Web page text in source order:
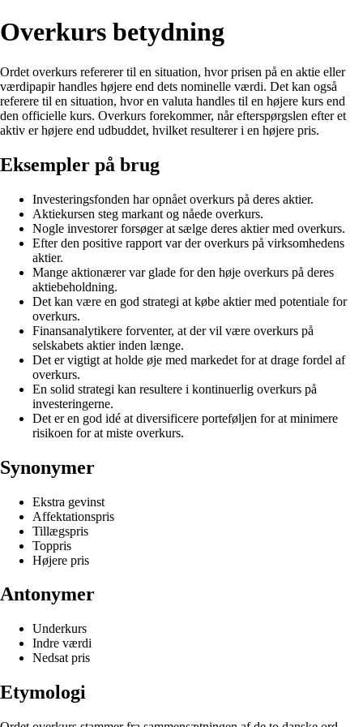
Overkurs betydning
Ordet overkurs refererer til en situation, hvor prisen på en aktie eller
værdipapir handles højere end dets nominelle værdi. Det kan også
referere til en situation, hvor en valuta handles til en højere kurs end
den officielle kurs. Overkurs forekommer, når efterspørgslen efter et
aktiv er højere end udbuddet, hvilket resulterer i en højere pris.
Eksempler på brug
Investeringsfonden har opnået overkurs på deres aktier.
Aktiekursen steg markant og nåede overkurs.
Nogle investorer forsøger at sælge deres aktier med overkurs.
Efter den positive rapport var der overkurs på virksomhedens
aktier.
Mange aktionærer var glade for den høje overkurs på deres
aktiebeholdning.
Det kan være en god strategi at købe aktier med potentiale for
overkurs.
Finansanalytikere forventer, at der vil være overkurs på
selskabets aktier inden længe.
Det er vigtigt at holde øje med markedet for at drage fordel af
overkurs.
En solid strategi kan resultere i kontinuerlig overkurs på
investeringerne.
Det er en god idé at diversificere porteføljen for at minimere
risikoen for at miste overkurs.
Synonymer
Ekstra gevinst
Affektationspris
Tillægspris
Toppris
Højere pris
Antonymer
Underkurs
Indre værdi
Nedsat pris
Etymologi